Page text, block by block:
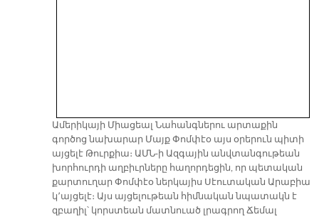
Ամերիկայի Միացեալ Նահանգներու արտաքին
գործոց նախարար Մայք Փոմփէօ այս օրերուն պիտի
այցելէ Թուրքիա։ ԱՄՆ-ի Ազգային անվտանգութեան
խորհուրդի աղբիւրները հաղորդեցին, որ պետական
քարտուղար Փոմփէօ ներկայիս Սէուտական Արաբիա
կ՚այցելէ։ Այս այցելութեան հիմնական նպատակն է
զբաղիլ՝ կորստեան մատնուած լրագրող Ճեմալ